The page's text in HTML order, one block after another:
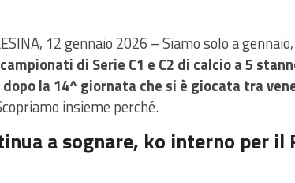
12 gennaio 2026 – Siamo solo a
di Serie C1 e C2 di calcio a 5
la 14^ giornata che si è giocata tra
insieme perché.
a sognare, ko interno per il